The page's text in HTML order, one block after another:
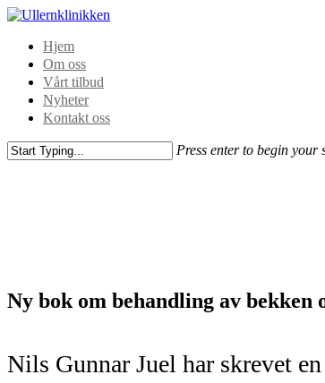
Hjem
Om oss
Vårt tilbud
Nyheter
Kontakt oss
Press enter to begin your
Ny bok om behandling av bekken
Nils Gunnar Juel har skrevet